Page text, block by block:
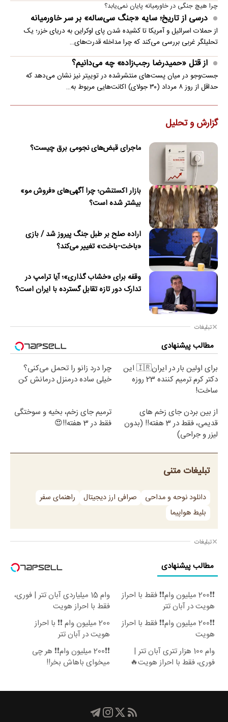
چرا هیچ جنگی در خاورمیانه پایان نمی‌یابد؟
درسی از تاریخ؛ سایه «جنگ سی‌ساله» بر سر خاورمیانه
از حملات اسرائیل و آمریکا تا کشیده شدن پای اوکراین به دریای خزر؛ یک
تحلیلگر غربی بررسی می‌کند که چرا مداخله قدرت‌های…
از قتل «حمیدرضا رجب‌زاده» چه می‌دانیم؟
جست‌وجو در میان پست‌های منتشرشده در توییتر نیز نشان می‌دهد که
حداقل از روز ۸ مرداد (۳۰ جولای) اکانت‌هایی مربوط به…
گزارش و تحلیل
ماجرای قبض‌های نجومی برق چیست؟
بازار اکستنشن؛ چرا آگهی‌های «فروش مو»
بیشتر شده است؟
اراده صلح بر طبل جنگ پیروز شد / بازی
«باخت-باخت» تغییر می‌کند؟
وقفه برای «خشاب گذاری»؛ آیا ترامپ در
تدارک دور تازه تقابل گسترده با ایران است؟
تبلیغات
مطالب پیشنهادی
برای اولین بار در ایران🇮🇷 این
دکتر کرم ترمیم کننده 23 روزه
ساخت!
چرا درد زانو را تحمل می‌کنی؟
خیلی ساده درمنزل درمانش کن
از بین بردن جای زخم های
قدیمی، فقط در 3 هفته!! (بدون
لیزر و جراحی)
ترمیم جای زخم، بخیه و سوختگی
فقط در 3 هفته!!😍
تبلیغات متنی
دانلود نوحه و مداحی صرافی ارز دیجیتال
راهنمای سفر
بلیط هواپیما
تبلیغات
مطالب پیشنهادی
❗❗200 میلیون وام❗❗ فقط با احراز
هویت در آبان تتر
وام 15 میلیاردی آبان تتر | فوری،
فقط با احراز هویت
❗❗200 میلیون وام❗❗ فقط با احراز
هویت
200 میلیون وام ❗❗ با احراز
هویت در آبان تتر
وام 100 هزار تتری آبان تتر |
فوری، فقط با احراز هویت🔥
❗❗200 میلیون وام❗❗ هر چی
میخوای باهاش بخر!!